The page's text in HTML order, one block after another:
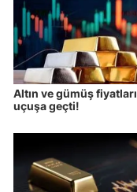
Altın ve gümüş fiyatları
uçuşa geçti!